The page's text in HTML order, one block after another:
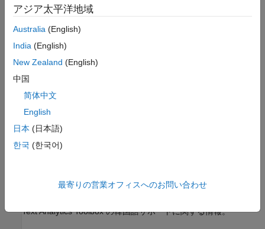
日本語言語サポート
Text Analytics Toolbox での日本語サポートに関する情報。
日本語のテキスト データの解析
この例では、トピック モデルを使用して、日本語のテキスト デ
ータをインポート、準備、および解析する方法を示します。
ドイツ語
ドイツ語サポート
Text Analytics Toolbox におけるドイツ語サポートに関する情報。
Analyze German Text Data
This example shows how to import, prepare, and analyze
Text Analytics Toolbox の韓国語サポートに関する情報。
アジア太平洋地域
Australia (English)
India (English)
New Zealand (English)
中国
简体中文
English
日本 (日本語)
한국 (한국어)
最寄りの営業オフィスへのお問い合わせ